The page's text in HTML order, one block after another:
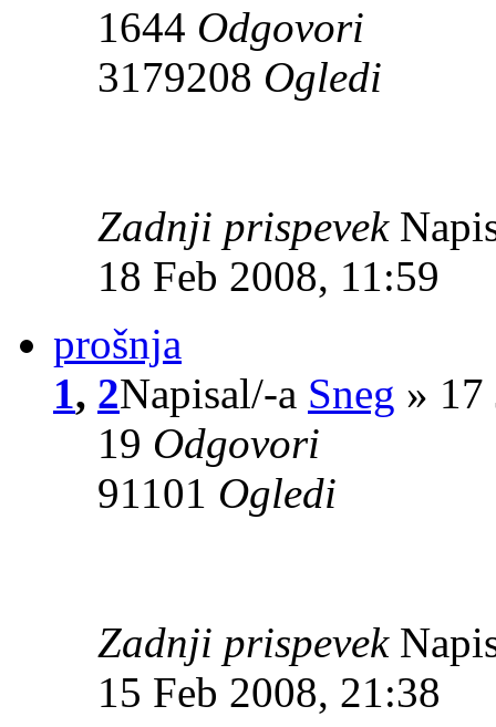
1644 Odgovori
3179208 Ogledi
Zadnji prispevek
18 Feb 2008, 11:59
prošnja
1, 2Napisal/-a Sneg » 17
19 Odgovori
91101 Ogledi
Zadnji prispevek
15 Feb 2008, 21:38